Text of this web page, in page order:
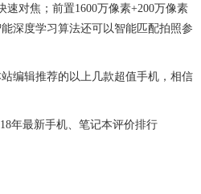
速对焦；前置1600万像素+200万像素
深度学习算法还可以智能匹配拍照参
编辑推荐的以上几款超值手机，相信
年最新手机、笔记本评价排行